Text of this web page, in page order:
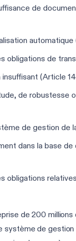
de
automatique
obligations de
insuffisant (Article
de robustesse
de gestion de
dans la base de
obligations
de 200 millions
système de gestion